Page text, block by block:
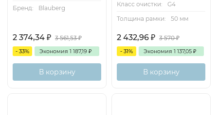
Бренд:
Blauberg
2 374,34 ₽ 3 561,53₽
- 33% Экономия 1 187,19 ₽
В корзину
Класс очистки:
G4
Толщина рамки:
50 мм
2 432,96 ₽ 3 570₽
- 31% Экономия 1 137,05 ₽
В корзину